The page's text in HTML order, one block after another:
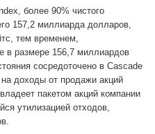
более 90% чистого
157,2 миллиарда долларов,
тем временем,
в размере 156,7 миллиардов
сосредоточено в Cascade
доходы от продажи акций
пакетом акций компании
утилизацией отходов,